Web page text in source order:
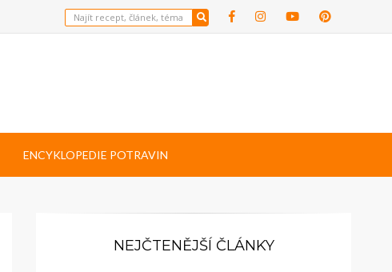
ENCYKLOPEDIE POTRAVIN
NEJČTENĚJŠÍ ČLÁNKY